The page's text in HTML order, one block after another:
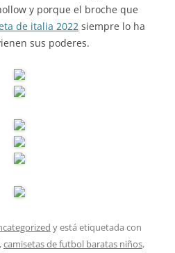
y porque el broche que
de italia 2022 siempre lo ha
sus poderes.
y está etiquetada con
,camisetas de futbol baratas niños,